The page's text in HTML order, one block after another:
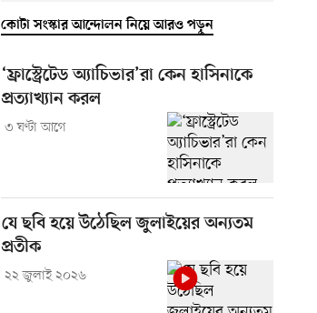
কোটা সংস্কার আন্দোলন নিয়ে আরও পড়ুন
‘ফ্রাস্ট্রেটেড অ্যাচিভার’রা কেন হাসিনাকে
প্রত্যাখ্যান করল
৩ ঘণ্টা আগে
যে ছবি হয়ে উঠেছিল জুলাইয়ের অন্যতম
প্রতীক
২২ জুলাই ২০২৬